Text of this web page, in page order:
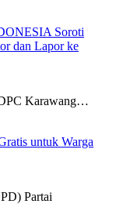
Soroti
dan Lapor ke
Karawang…
untuk Warga
Partai